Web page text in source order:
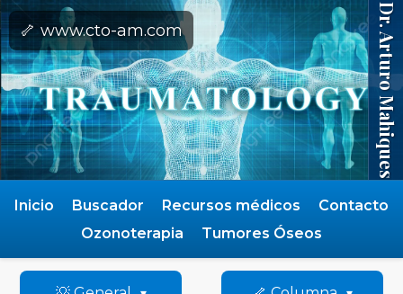
🦴 www.cto-am.com Dr. Arturo Mahiques
Inicio Buscador Recursos médicos
Contacto
Ozonoterapia
Tumores Óseos